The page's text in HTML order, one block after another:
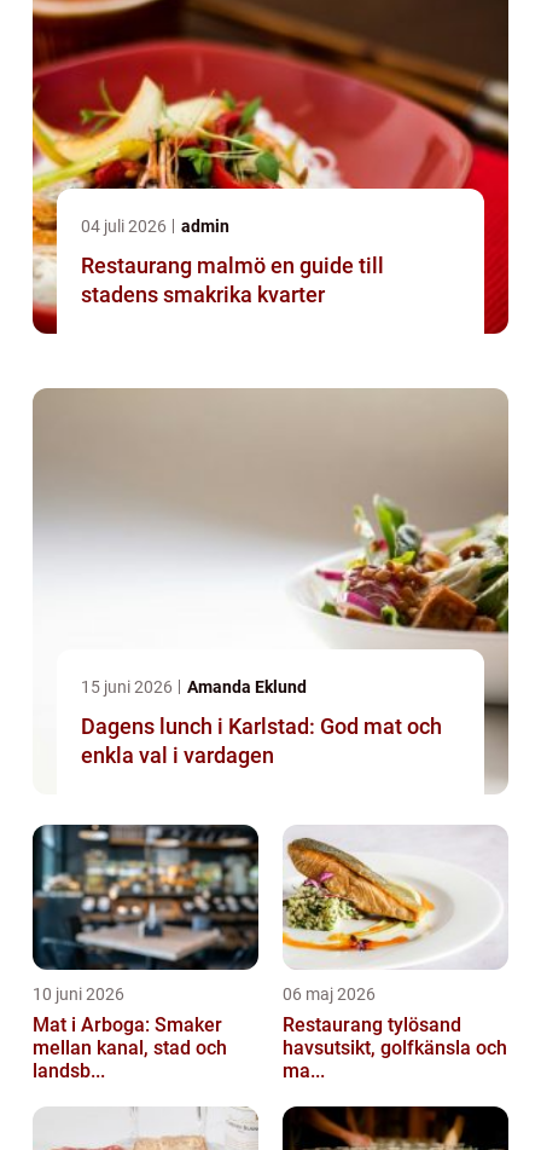
04 juli 2026 admin
Restaurang malmö en guide till
stadens smakrika kvarter
15 juni 2026 Amanda Eklund
Dagens lunch i Karlstad: God mat och
enkla val i vardagen
10 juni 2026
Mat i Arboga: Smaker
mellan kanal, stad och
landsb...
06 maj 2026
Restaurang tylösand
havsutsikt, golfkänsla och
ma...